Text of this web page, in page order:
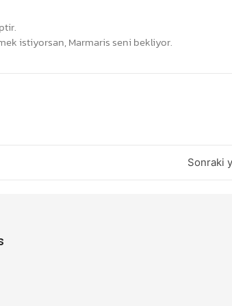
istiyorsan, Marmaris seni bekliyor.
Sonraki